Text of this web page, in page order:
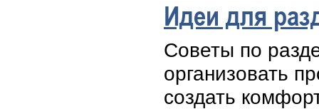
Идеи для
Советы по
организовать
создать